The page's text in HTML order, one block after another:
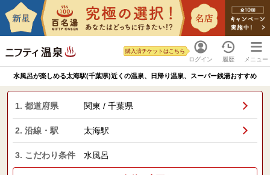
ログイン
購入済チケットはこちら
履歴 メニュー
水風呂が楽しめる太海駅(千葉県)近くの温泉、日帰り温泉、スーパー銭湯おすすめ
1. 都道府県 関東 / 千葉県
2. 沿線・駅 太海駅
3. こだわり条件 水風呂